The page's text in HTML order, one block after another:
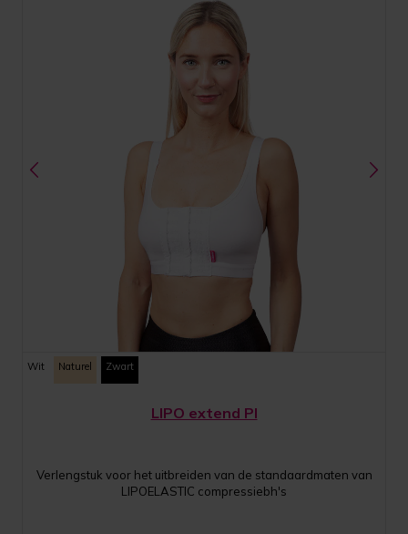
Wit Naturel Zwart
LIPO extend PI
Verlengstuk voor het uitbreiden van de standaardmaten van
LIPOELASTIC compressiebh's